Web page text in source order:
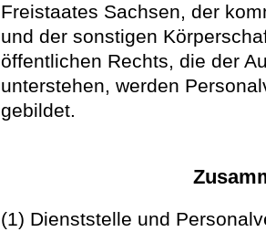
Freistaates Sachsen, der
und der sonstigen
öffentlichen Rechts, die der
unterstehen, werden
gebildet.
(1) Dienststelle und